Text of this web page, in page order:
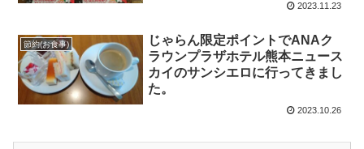
2023.11.23
節約(お食事)
じゃらん限定ポイントでANAク
ラウンプラザホテル熊本ニュース
カイのサンシエロに行ってきまし
た。
2023.10.26